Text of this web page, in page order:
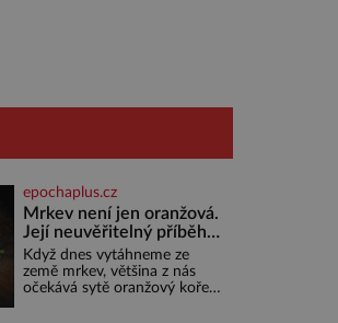
epochaplus.cz
Mrkev není jen oranžová.
Její neuvěřitelný příběh
začíná fialovou barvou
Když dnes vytáhneme ze
země mrkev, většina z nás
očekává sytě oranžový kořen.